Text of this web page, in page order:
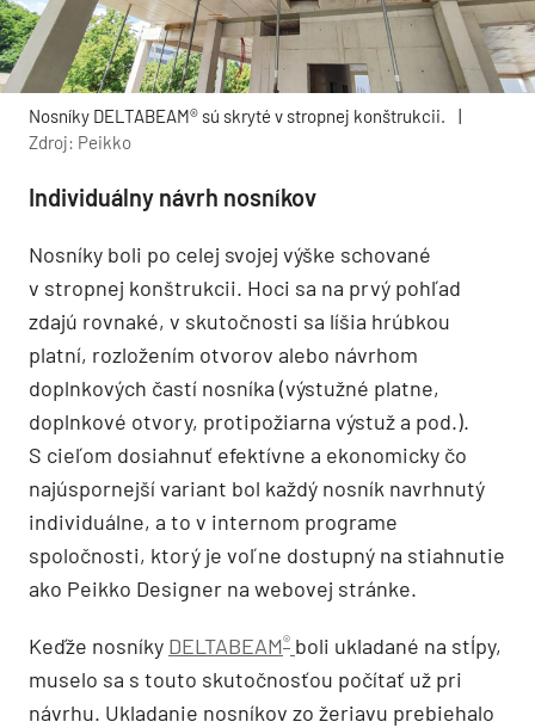
Nosníky DELTABEAM® sú skryté v stropnej konštrukcii.
Zdroj: Peikko
Individuálny návrh nosníkov
Nosníky boli po celej svojej výške schované
v stropnej konštrukcii. Hoci sa na prvý pohľad
zdajú rovnaké, v skutočnosti sa líšia hrúbkou
platní, rozložením otvorov alebo návrhom
doplnkových častí nosníka (výstužné platne,
doplnkové otvory, protipožiarna výstuž a pod.).
S cieľom dosiahnuť efektívne a ekonomicky čo
najúspornejší variant bol každý nosník navrhnutý
individuálne, a to v internom programe
spoločnosti, ktorý je voľne dostupný na stiahnutie
ako Peikko Designer na webovej stránke.
Keďže nosníky DELTABEAM® boli ukladané na stĺpy,
muselo sa s touto skutočnosťou počítať už pri
návrhu. Ukladanie nosníkov zo žeriavu prebiehalo